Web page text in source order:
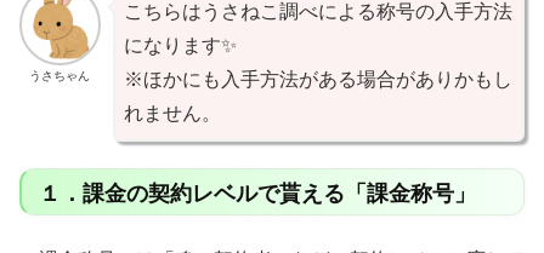
うさちゃん
こちらはうさねこ調べによる称号の入手方法
になります✨
※ほかにも入手方法がある場合がありかもし
れません。
１．課金の契約レベルで貰える「課金称号」